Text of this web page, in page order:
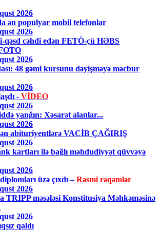
2026
ən populyar mobil telefonlar
2026
qəsd cəhdi edən FETÖ-çü HƏBS
2026
48 gəmi kursunu dəyişməyə məcbur
2026
- VİDEO
2026
yanğın: Xəsarət alanlar...
2026
abituriyentlərə VACİB ÇAĞIRIŞ
2026
kartları ilə bağlı məhdudiyyət qüvvəyə
2026
üzə çıxdı –Rəsmi rəqəmlər
2026
TRIPP məsələsi Konstitusiya Məhkəməsinə
2026
qaldı